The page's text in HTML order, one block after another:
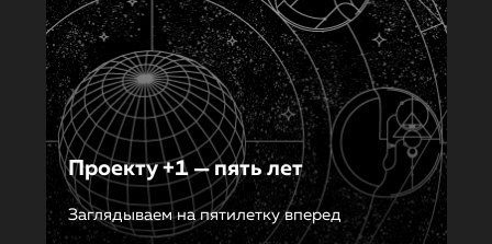
Проекту +1 — пять лет
Заглядываем на пятилетку вперед